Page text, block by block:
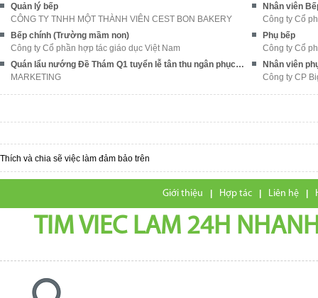
Quản lý bếp
CÔNG TY TNHH MỘT THÀNH VIÊN CEST BON BAKERY
Nhân viên
Công ty Cổ
Bếp chính (Trường mầm non)
Công ty Cổ phần hợp tác giáo dục Việt Nam
Phụ bếp
Công ty Cổ
Quán lẩu nướng Đề Thám Q1 tuyển lễ tân thu ngân phục vụ & phụ bếp
MARKETING
Nhân viên
Công ty CP
Thích và chia sẽ việc làm đảm bảo trên
Giới thiệu | Hợp tác | Liên hệ |
TIM VIEC LAM 24H